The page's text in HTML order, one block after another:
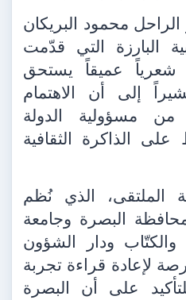
الراحل محمود البريكان
البارزة التي قدّمت
شعرياً عميقاً يستحق
إلى أن الاهتمام
مسؤولية الدولة
الذاكرة الثقافية
الملتقى، الذي نُظم
البصرة وجامعة
والكتّاب ودار الشؤون
لإعادة قراءة تجربة
على أن البصرة